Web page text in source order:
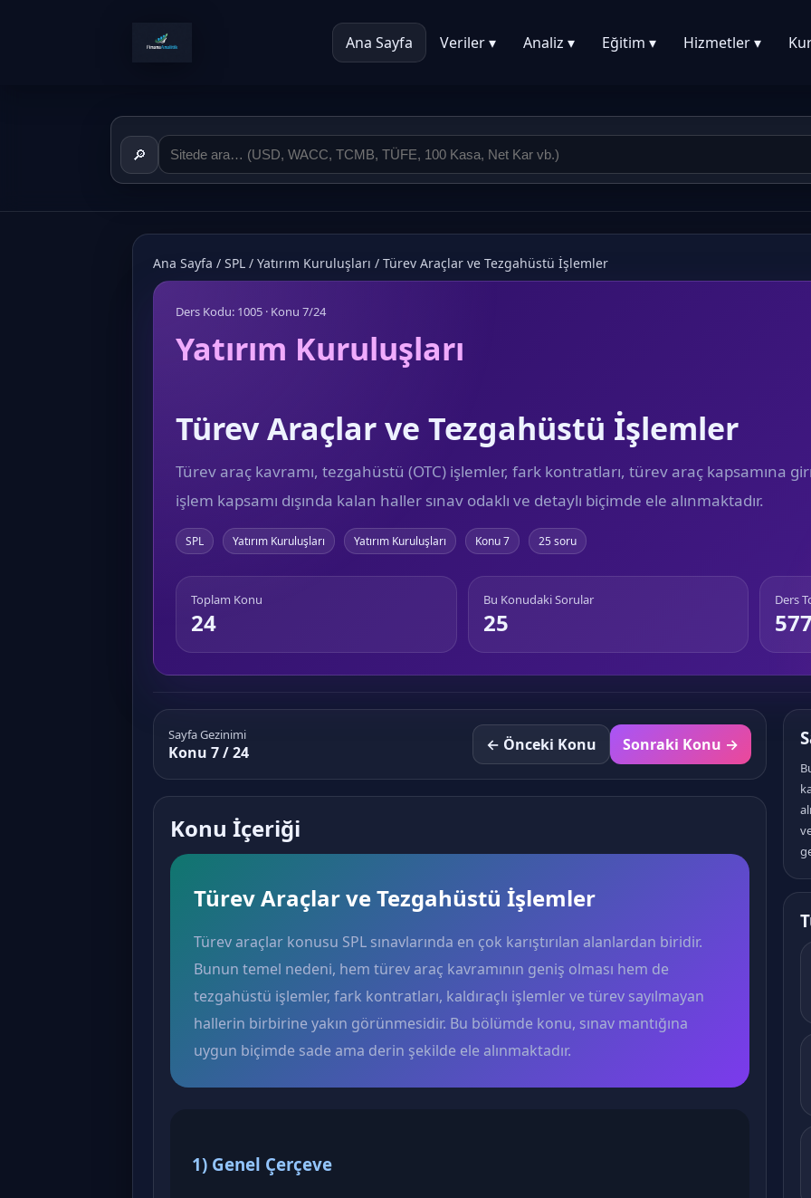
Ana Sayfa Veriler ▾ Analiz ▾ Eğitim ▾ Hizmetler ▾
🔎
Ana Sayfa / SPL / Yatırım Kuruluşları / Türev Araçlar ve Tezgahüstü İşlemler
Ders Kodu: 1005 · Konu 7/24
Yatırım Kuruluşları
Türev Araçlar ve Tezgahüstü İşlemler
Türev araç kavramı, tezgahüstü (OTC) işlemler, fark kontratları, türev araç kapsamına
işlem kapsamı dışında kalan haller sınav odaklı ve detaylı biçimde ele alınmaktadır.
SPL Yatırım Kuruluşları Yatırım Kuruluşları Konu 7 25 soru
Toplam Konu
24
Bu Konudaki Sorular
25
Ders
577
Sayfa Gezinimi
Konu 7 / 24 ← Önceki Konu Sonraki Konu →
Konu İçeriği
Türev Araçlar ve Tezgahüstü İşlemler
Türev araçlar konusu SPL sınavlarında en çok karıştırılan alanlardan biridir.
Bunun temel nedeni, hem türev araç kavramının geniş olması hem de
tezgahüstü işlemler, fark kontratları, kaldıraçlı işlemler ve türev sayılmayan
hallerin birbirine yakın görünmesidir. Bu bölümde konu, sınav mantığına
uygun biçimde sade ama derin şekilde ele alınmaktadır.
1) Genel Çerçeve